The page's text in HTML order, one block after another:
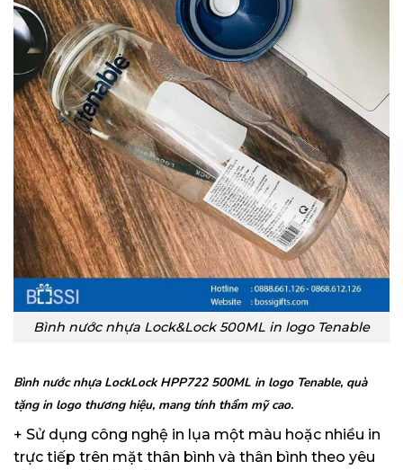
Bình nước nhựa Lock&Lock 500ML in logo Tenable
Bình nước nhựa LockLock HPP722 500ML in logo Tenable, quà
tặng in logo thương hiệu, mang tính thẩm mỹ cao.
+ Sử dụng công nghệ in lụa một màu hoặc nhiều in
trực tiếp trên mặt thân bình và thân bình theo yêu